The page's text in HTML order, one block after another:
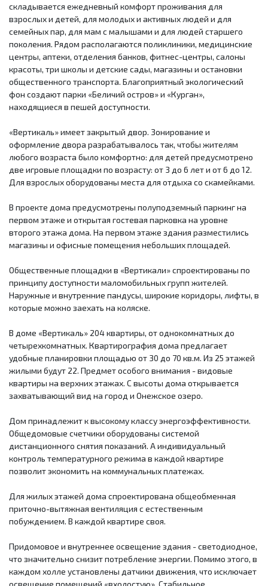
складывается ежедневный комфорт проживания для
взрослых и детей, для молодых и активных людей и для
семейных пар, для мам с малышами и для людей старшего
поколения. Рядом располагаются поликлиники, медицинские
центры, аптеки, отделения банков, фитнес-центры, салоны
красоты, три школы и детские сады, магазины и остановки
общественного транспорта. Благоприятный экологический
фон создают парки «Беличий остров» и «Курган»,
находящиеся в пешей доступности.
«Вертикаль» имеет закрытый двор. Зонирование и
оформление двора разрабатывалось так, чтобы жителям
любого возраста было комфортно: для детей предусмотрено
две игровые площадки по возрасту: от 3 до 6 лет и от 6 до 12.
Для взрослых оборудованы места для отдыха со скамейками.
В проекте дома предусмотрены полуподземный паркинг на
первом этаже и открытая гостевая парковка на уровне
второго этажа дома. На первом этаже здания разместились
магазины и офисные помещения небольших площадей.
Общественные площадки в «Вертикали» спроектированы по
принципу доступности маломобильных групп жителей.
Наружные и внутренние пандусы, широкие коридоры, лифты, в
которые можно заехать на коляске.
В доме «Вертикаль» 204 квартиры, от однокомнатных до
четырехкомнатных. Квартирография дома предлагает
удобные планировки площадью от 30 до 70 кв.м. Из 25 этажей
жилыми будут 22. Предмет особого внимания - видовые
квартиры на верхних этажах. С высоты дома открывается
захватывающий вид на город и Онежское озеро.
Дом принадлежит к высокому классу энергоэффективности.
Общедомовые счетчики оборудованы системой
дистанционного снятия показаний. А индивидуальный
контроль температурного режима в каждой квартире
позволит экономить на коммунальных платежах.
Для жилых этажей дома спроектирована общеобменная
приточно-вытяжная вентиляция с естественным
побуждением. В каждой квартире своя.
Придомовое и внутреннее освещение здания - светодиодное,
что значительно снизит потребление энергии. Помимо этого, в
каждом холле установлены датчики движения, что исключает
освещение помещений «вхолостую». Стабильное